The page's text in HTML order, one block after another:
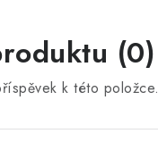
(0)
k této položce.